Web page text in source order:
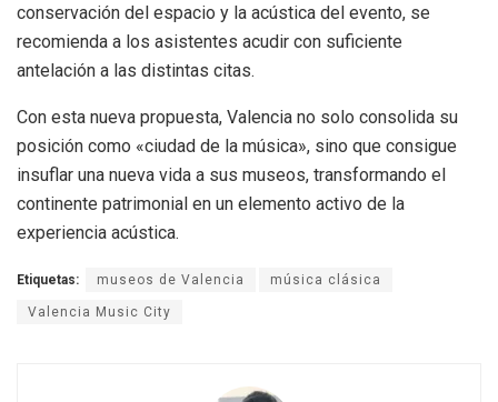
conservación del espacio y la acústica del evento, se
recomienda a los asistentes acudir con suficiente
antelación a las distintas citas.
Con esta nueva propuesta, Valencia no solo consolida su
posición como «ciudad de la música», sino que consigue
insuflar una nueva vida a sus museos, transformando el
continente patrimonial en un elemento activo de la
experiencia acústica.
Etiquetas: museos de Valencia música clásica
Valencia Music City